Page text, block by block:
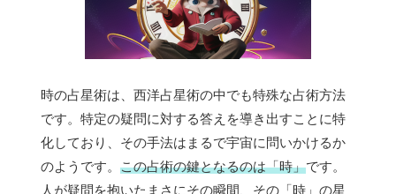
時の占星術は、西洋占星術の中でも特殊な占術方法
です。特定の疑問に対する答えを導き出すことに特
化しており、その手法はまるで宇宙に問いかけるか
のようです。 この占術の鍵となるのは「時」です。
人が疑問を抱いたまさにその瞬間、その「時」の星